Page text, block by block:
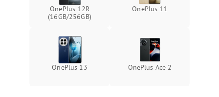
OnePlus 12R
(16GB/256GB)
OnePlus 11
OnePlus 13 OnePlus Ace 2